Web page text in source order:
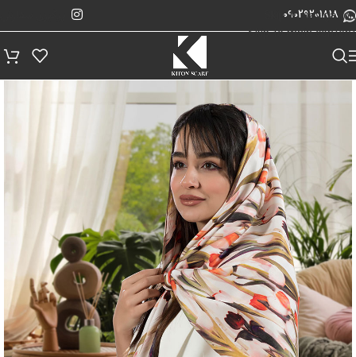
Skip to navigation
Skip to main content
09029201818